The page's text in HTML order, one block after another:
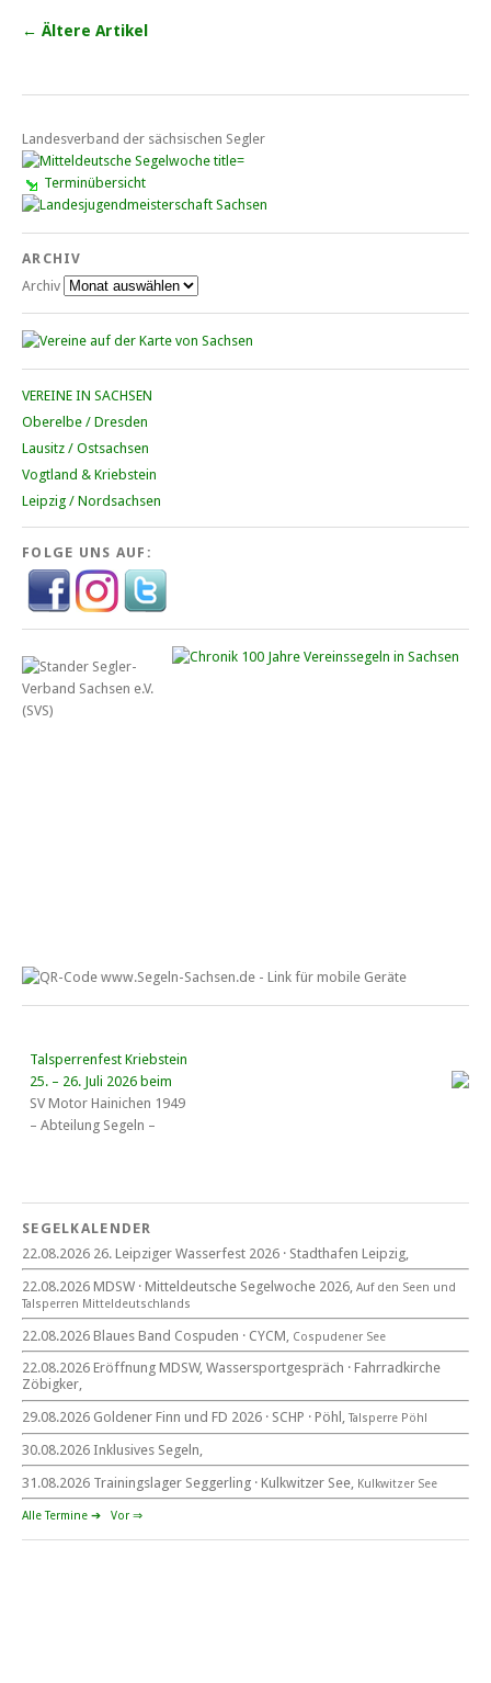
← Ältere Artikel
Landesverband der sächsischen Segler
Terminübersicht
ARCHIV
Archiv
VEREINE IN SACHSEN
Oberelbe / Dresden
Lausitz / Ostsachsen
Vogtland & Kriebstein
Leipzig / Nordsachsen
FOLGE UNS AUF:
Talsperrenfest Kriebstein
25. – 26. Juli 2026 beim
SV Motor Hainichen 1949
– Abteilung Segeln –
Eröffnung MDSW
11°° Uhr Fahrrad­kirche Markkleeberg
Blaues Band Cospudener See
22. August 2026
beim CYCM
für alle Segler am See
Mitteldeutsche Segelwoche
22. – 30. August 2026 in Sachsen · Thüringen · Sachsen Anhalt
SEGELKALENDER
22.08.2026 26. Leipziger Wasserfest 2026 · Stadthafen Leipzig,
22.08.2026 MDSW · Mitteldeutsche Segelwoche 2026, Auf den Seen und
Tal­sperren Mittel­deut­sch­lands
22.08.2026 Blaues Band Cospuden · CYCM, Cospudener See
22.08.2026 Eröffnung MDSW, Wassersportgespräch · Fahrradkirche
Zöbigker,
29.08.2026 Goldener Finn und FD 2026 · SCHP · Pöhl, Talsperre Pöhl
30.08.2026 Inklusives Segeln,
31.08.2026 Trainingslager Seggerling · Kulkwitzer See, Kulkwitzer See
Alle Termine ➔ Vor ⇒